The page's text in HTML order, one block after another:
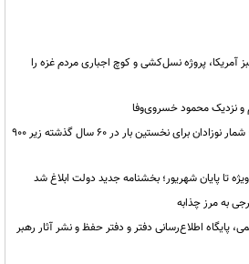
آمریکا، پروژه نسل‌کشی و کوچ اجباری مردم غزه را
و نزدیک محمود خسروی‌وفا
سقوط تاریخی نرخ تولد در ایران؛ شمار نوزادان برای نخستین بار در ۶۰ سال گذشته زیر ۹۰۰
تا پایان شهریور؛ بخشنامه جدید دولت ابلاغ شد
به مرز چذابه
پایگاه اطلاع‌رسانی دفتر و دفتر حفظ و نشر آثار رهبر